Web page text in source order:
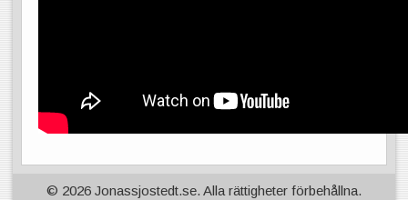
© 2026 Jonassjostedt.se. Alla rättigheter förbehållna.